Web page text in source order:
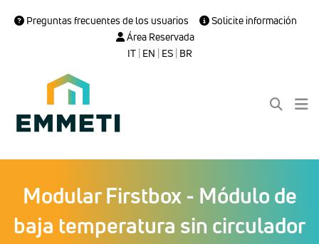
Preguntas frecuentes de los usuarios
Solicite información
Área Reservada
IT| EN | ES| BR
Modular Firstbox - Módulo de
baja temperatura sin circulador